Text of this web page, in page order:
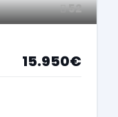
52
15.950€